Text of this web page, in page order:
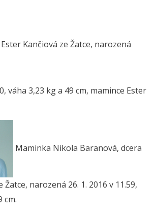
Ester Kančiová ze Žatce, narozená
váha 3,23 kg a 49 cm, mamince Ester
Maminka Nikola Baranová, dcera
Žatce, narozená 26. 1. 2016 v 11.59,
cm.